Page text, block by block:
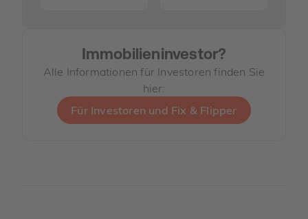
Immobilieninvestor?
Alle Informationen für Investoren finden Sie
hier:
Für Investoren und Fix & Flipper